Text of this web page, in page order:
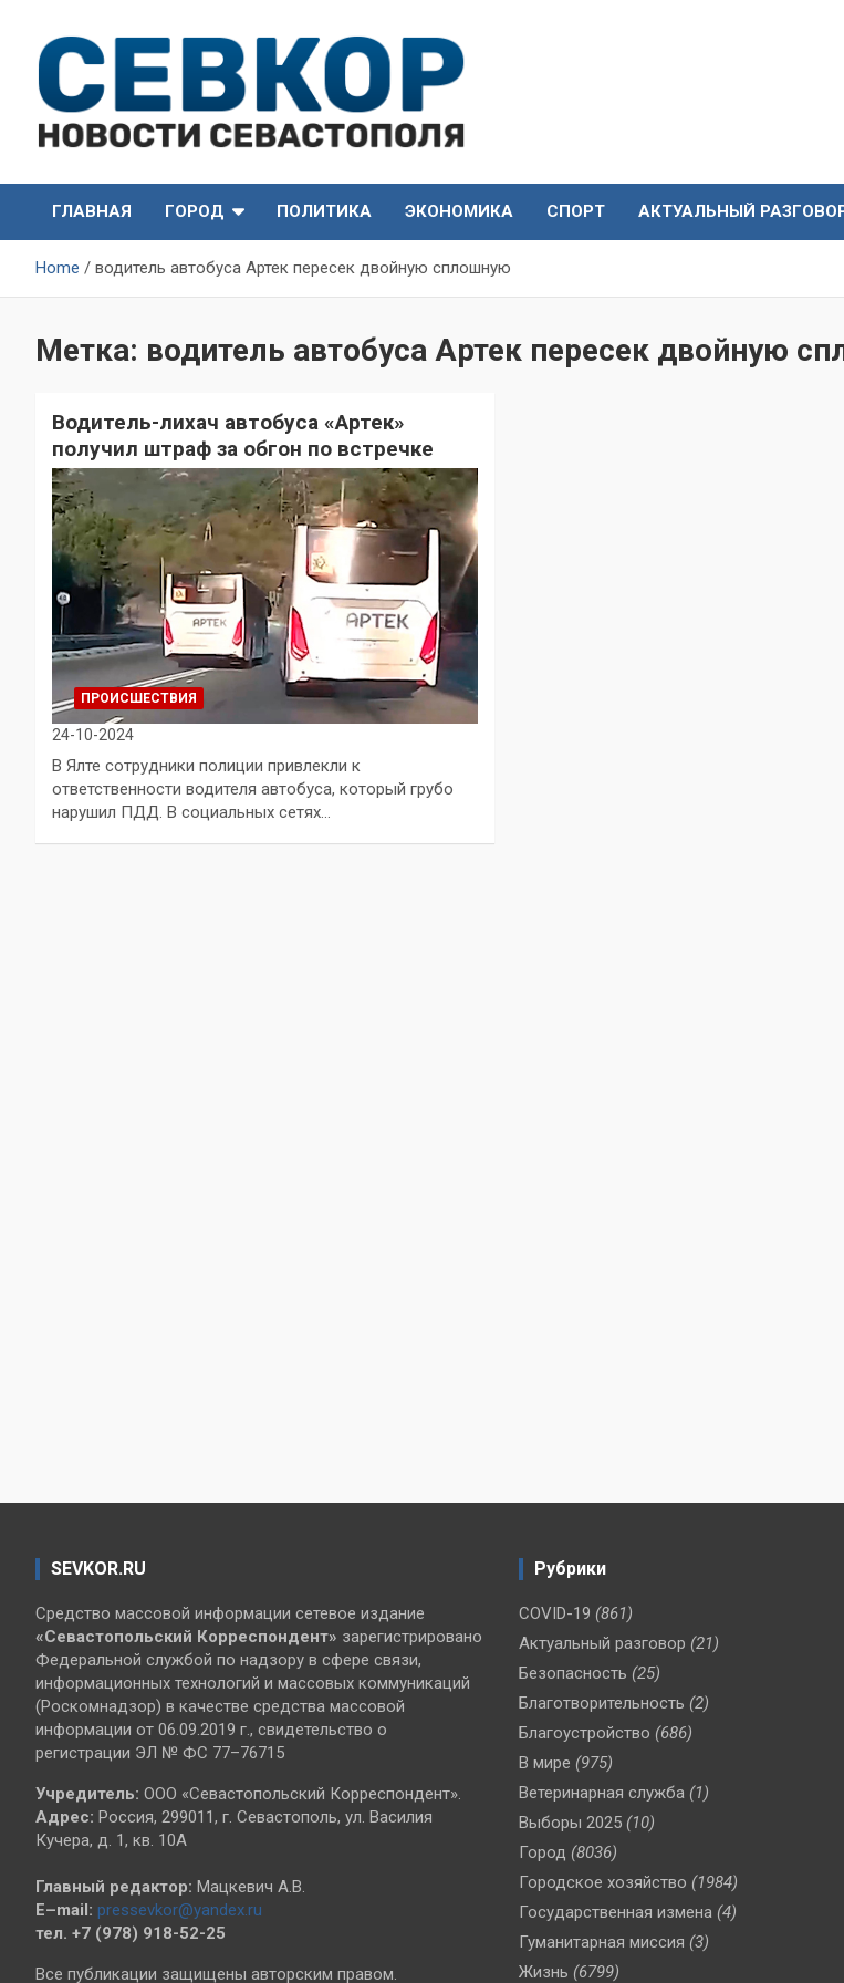
content
СевКор — Новости
Севастополя
Севастополя
ГЛАВНАЯ
ГОРОД ПОЛИТИКА ЭКОНОМИКА СПОРТ АКТУАЛЬНЫЙ
Home водитель автобуса Артек пересек двойную сплошную
Метка: водитель автобуса Артек пересек двойную
Водитель-лихач автобуса «Артек»
получил штраф за обгон по встречке
ПРОИСШЕСТВИЯ
24-10-2024
В Ялте сотрудники полиции привлекли к
ответственности водителя автобуса, который грубо
нарушил ПДД. В социальных сетях…
SEVKOR.RU
Средство массовой информации сетевое издание
«Севастопольский Корреспондент» зарегистрировано
Федеральной службой по надзору в сфере связи,
информационных технологий и массовых коммуникаций
(Роскомнадзор) в качестве средства массовой
информации от 06.09.2019 г., свидетельство о
регистрации ЭЛ № ФС 77–76715
Учредитель: ООО «Севастопольский Корреспондент».
Адрес: Россия, 299011, г. Севастополь, ул. Василия
Кучера, д. 1, кв. 10А
Главный редактор: Мацкевич А.В.
E–mail: pressevkor@yandex.ru
тел. +7 (978) 918-52-25
Все публикации защищены авторским правом.
Рубрики
COVID-19 (861)
Актуальный разговор (21)
Безопасность (25)
Благотворительность (2)
Благоустройство (686)
В мире (975)
Ветеринарная служба (1)
Выборы 2025 (10)
Город (8036)
Городское хозяйство (1984)
Государственная измена (4)
Гуманитарная миссия (3)
Жизнь (6799)